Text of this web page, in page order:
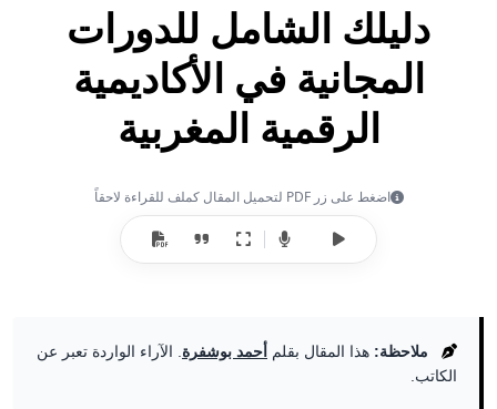
دليلك الشامل للدورات
المجانية في الأكاديمية
الرقمية المغربية
اضغط على زر PDF لتحميل المقال كملف للقراءة لاحقاً
ملاحظة: هذا المقال بقلم أحمد بوشفرة . الآراء الواردة تعبر عن
الكاتب.